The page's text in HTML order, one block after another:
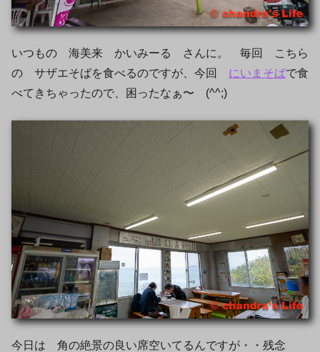
いつもの 海美来 かいみーる さんに。 毎回 こちら
の サザエそばを食べるのですが、今回 にいまそばで食
べてきちゃったので、困ったなぁ〜 (^^;)
今日は 角の絶景の良い席空いてるんですが・・残念